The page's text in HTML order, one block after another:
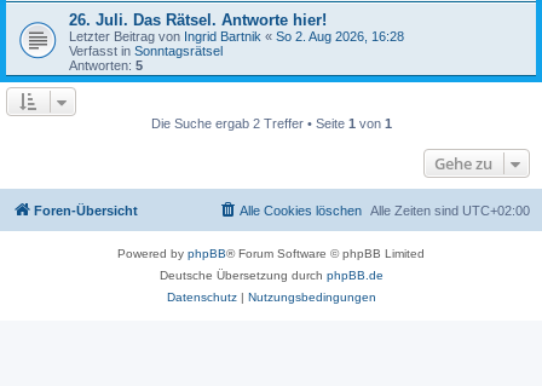
26. Juli. Das Rätsel. Antworte hier!
Letzter Beitrag von Ingrid Bartnik « So 2. Aug 2026, 16:28
Verfasst in Sonntagsrätsel
Antworten: 5
Die Suche ergab 2 Treffer • Seite 1 von 1
Gehe zu
Foren-Übersicht Alle Zeiten sind UTC+02:00
Alle Cookies löschen
Powered by phpBB® Forum Software © phpBB Limited
Deutsche Übersetzung durch phpBB.de
Datenschutz| Nutzungsbedingungen